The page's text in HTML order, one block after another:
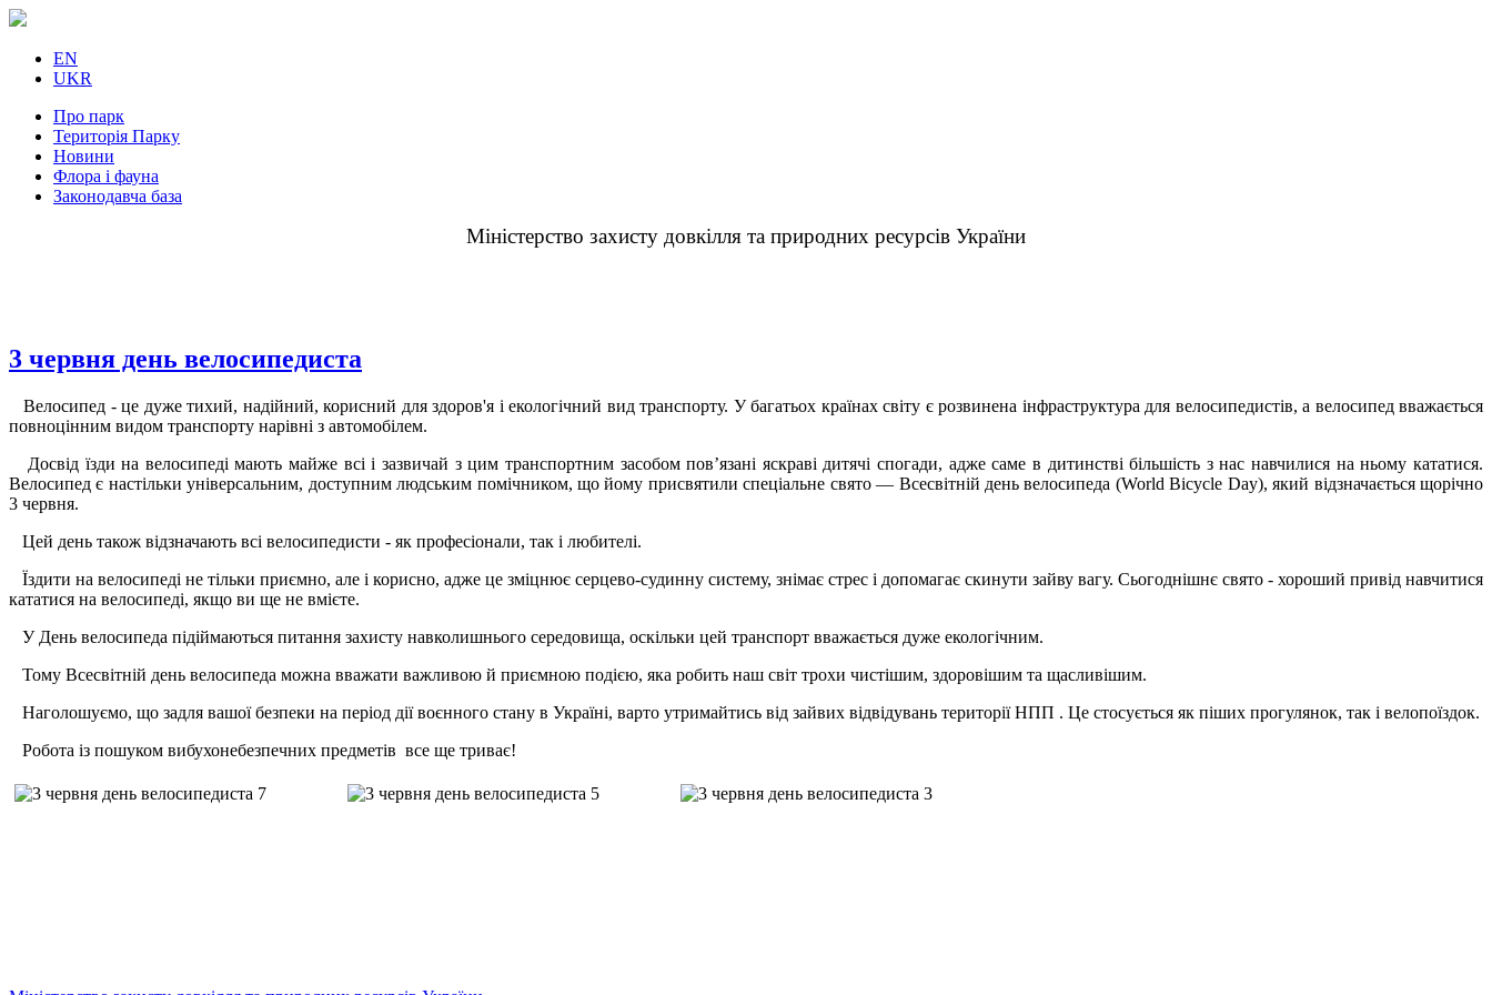
EN
UKR
Про парк
Територія Парку
Новини
Флора і фауна
Законодавча база
Міністерство захисту довкілля та природних ресурсів України
3 червня день велосипедиста
Велосипед - це дуже тихий, надійний, корисний для здоров'я і екологічний вид транспорту. У багатьох країнах світу є розвинена інфраструктура для велосипедистів, а велосипед вважається
повноцінним видом транспорту нарівні з автомобілем.
Досвід їзди на велосипеді мають майже всі і зазвичай з цим транспортним засобом пов’язані яскраві дитячі спогади, адже саме в дитинстві більшість з нас навчилися на ньому кататися.
Велосипед є настільки універсальним, доступним людським помічником, що йому присвятили спеціальне свято — Всесвітній день велосипеда (World Bicycle Day), який відзначається щорічно
3 червня.
Цей день також відзначають всі велосипедисти - як професіонали, так і любителі.
Їздити на велосипеді не тільки приємно, але і корисно, адже це зміцнює серцево-судинну систему, знімає стрес і допомагає скинути зайву вагу. Сьогоднішнє свято - хороший привід навчитися
кататися на велосипеді, якщо ви ще не вмієте.
У День велосипеда підіймаються питання захисту навколишнього середовища, оскільки цей транспорт вважається дуже екологічним.
Тому Всесвітній день велосипеда можна вважати важливою й приємною подією, яка робить наш світ трохи чистішим, здоровішим та щасливішим.
Наголошуємо, що задля вашої безпеки на період дії воєнного стану в Україні, варто утримайтись від зайвих відвідувань теритоpії НПП . Це стосується як піших прогулянок, так і велопоїздок.
Робота із пошуком вибухонебезпечних предметів все ще триває!